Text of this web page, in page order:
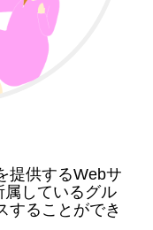
提供するWebサ
属しているグル
することができ